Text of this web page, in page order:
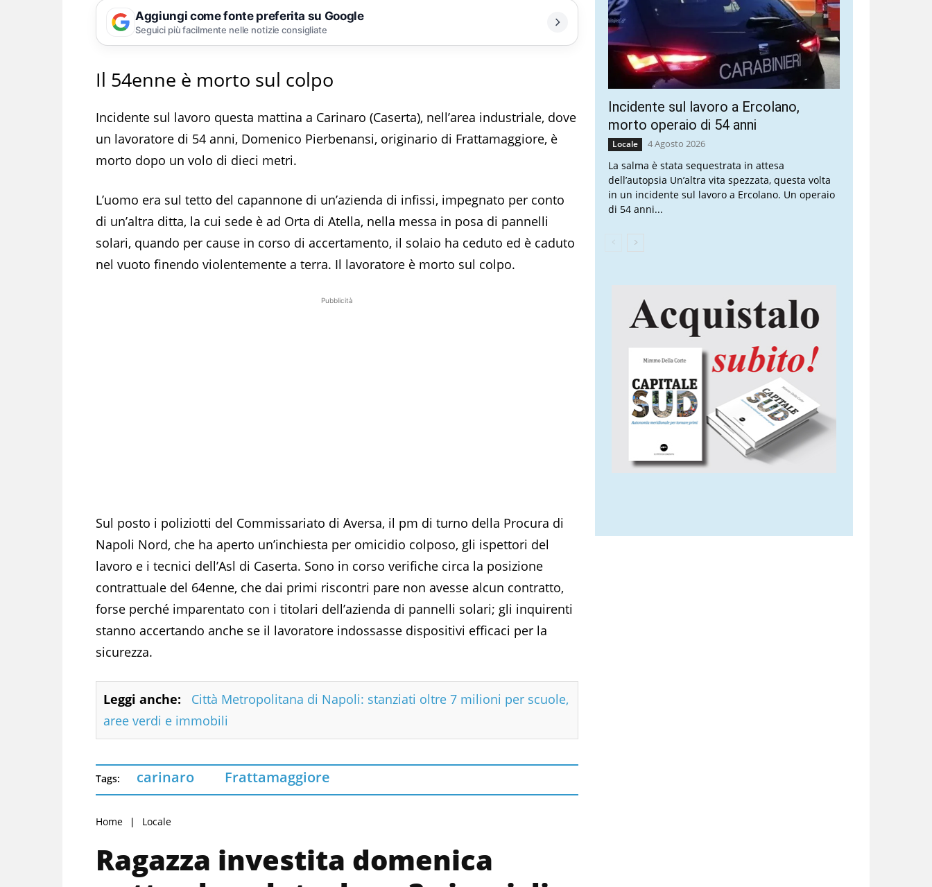
Aggiungi come fonte preferita su Google
Seguici più facilmente nelle notizie consigliate
Il 54enne è morto sul colpo
Incidente sul lavoro questa mattina a Carinaro (Caserta), nell’area industriale, dove
un lavoratore di 54 anni, Domenico Pierbenansi, originario di Frattamaggiore, è
morto dopo un volo di dieci metri.
L’uomo era sul tetto del capannone di un’azienda di infissi, impegnato per conto
di un’altra ditta, la cui sede è ad Orta di Atella, nella messa in posa di pannelli
solari, quando per cause in corso di accertamento, il solaio ha ceduto ed è caduto
nel vuoto finendo violentemente a terra. Il lavoratore è morto sul colpo.
Pubblicità
Sul posto i poliziotti del Commissariato di Aversa, il pm di turno della Procura di
Napoli Nord, che ha aperto un’inchiesta per omicidio colposo, gli ispettori del
lavoro e i tecnici dell’Asl di Caserta. Sono in corso verifiche circa la posizione
contrattuale del 64enne, che dai primi riscontri pare non avesse alcun contratto,
forse perché imparentato con i titolari dell’azienda di pannelli solari; gli inquirenti
stanno accertando anche se il lavoratore indossasse dispositivi efficaci per la
sicurezza.
Leggi anche:
Città Metropolitana di Napoli: stanziati oltre 7 milioni per scuole,
aree verdi e immobili
Tags: carinaro Frattamaggiore
Home Locale
Ragazza investita domenica
Incidente sul lavoro a Ercolano,
morto operaio di 54 anni
Locale 4 Agosto 2026
La salma è stata sequestrata in attesa
dell’autopsia Un’altra vita spezzata, questa volta
in un incidente sul lavoro a Ercolano. Un operaio
di 54 anni...